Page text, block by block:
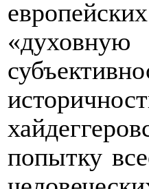
попытку